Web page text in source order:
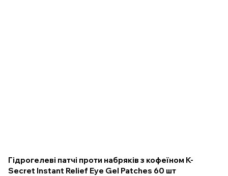
Гідрогелеві патчі проти набряків з кофеїном K-
Secret Instant Relief Eye Gel Patches 60 шт